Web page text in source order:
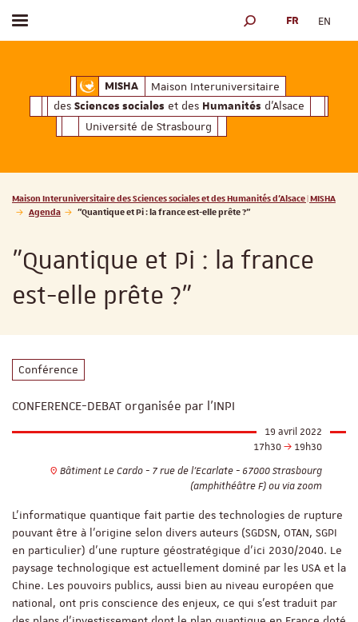
MISHAMaison Interuniversitaire des
Maison Interuniversitaire
des Sciences sociales et des Humanités d'Alsace
Université de Strasbourg
Afficher / masquer le menu MOTEUR DE
FR EN
Vous êtes ici :
Maison Interuniversitaire des Sciences sociales et des Humanités d'Alsace | MISHA
Agenda
"Quantique et Pi : la france est-elle prête ?"
"Quantique et Pi : la france
est-elle prête ?"
Conférence
CONFERENCE-DEBAT organisée par l'INPI
19 avril 2022
17h30
19h30
Bâtiment Le Cardo - 7 rue de l'Ecarlate - 67000 Strasbourg
(amphithéâtre F) ou via zoom
L’informatique quantique fait partie des technologies de rupture
pouvant être à l’origine selon divers auteurs (SGDSN, OTAN, SGPI
en particulier) d’une rupture géostratégique d’ici 2030/2040. Le
paysage technologique est actuellement dominé par les USA et la
Chine. Les pouvoirs publics, aussi bien au niveau européen que
national, ont pris conscience des enjeux, ce qui s’est traduit par